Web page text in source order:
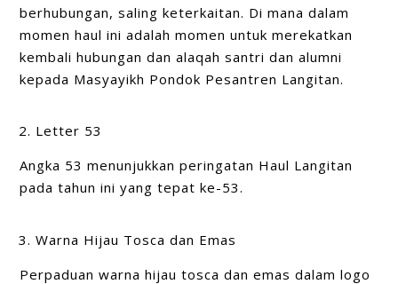
berhubungan, saling keterkaitan. Di mana dalam
momen haul ini adalah momen untuk merekatkan
kembali hubungan dan alaqah santri dan alumni
kepada Masyayikh Pondok Pesantren Langitan.
Letter 53
Angka 53 menunjukkan peringatan Haul Langitan
pada tahun ini yang tepat ke-53.
Warna Hijau Tosca dan Emas
Perpaduan warna hijau tosca dan emas dalam logo